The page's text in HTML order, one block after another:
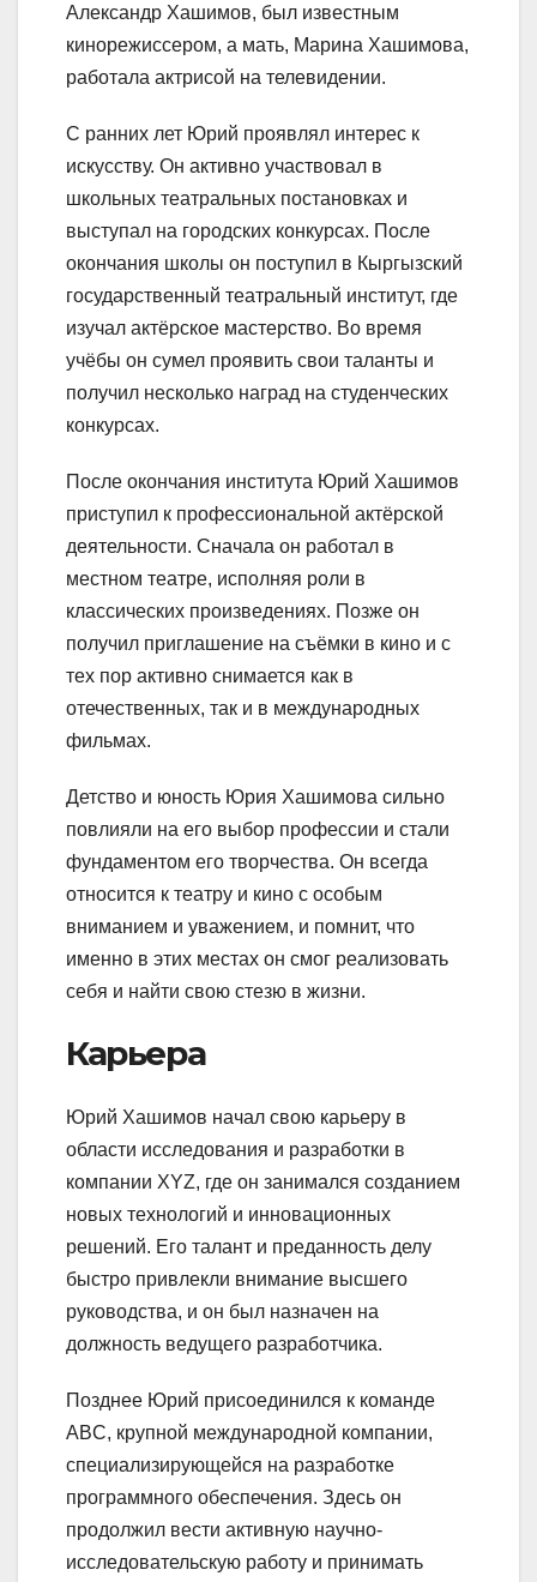
Александр Хашимов, был известным
кинорежиссером, а мать, Марина Хашимова,
работала актрисой на телевидении.
С ранних лет Юрий проявлял интерес к
искусству. Он активно участвовал в
школьных театральных постановках и
выступал на городских конкурсах. После
окончания школы он поступил в Кыргызский
государственный театральный институт, где
изучал актёрское мастерство. Во время
учёбы он сумел проявить свои таланты и
получил несколько наград на студенческих
конкурсах.
После окончания института Юрий Хашимов
приступил к профессиональной актёрской
деятельности. Сначала он работал в
местном театре, исполняя роли в
классических произведениях. Позже он
получил приглашение на съёмки в кино и с
тех пор активно снимается как в
отечественных, так и в международных
фильмах.
Детство и юность Юрия Хашимова сильно
повлияли на его выбор профессии и стали
фундаментом его творчества. Он всегда
относится к театру и кино с особым
вниманием и уважением, и помнит, что
именно в этих местах он смог реализовать
себя и найти свою стезю в жизни.
Карьера
Юрий Хашимов начал свою карьеру в
области исследования и разработки в
компании XYZ, где он занимался созданием
новых технологий и инновационных
решений. Его талант и преданность делу
быстро привлекли внимание высшего
руководства, и он был назначен на
должность ведущего разработчика.
Позднее Юрий присоединился к команде
ABC, крупной международной компании,
специализирующейся на разработке
программного обеспечения. Здесь он
продолжил вести активную научно-
исследовательскую работу и принимать